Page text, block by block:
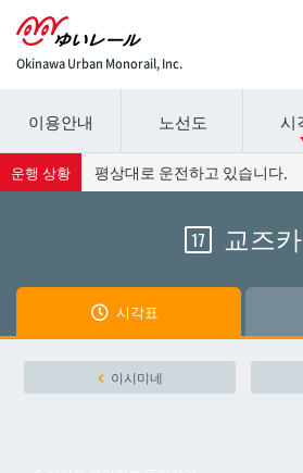
Okinawa Urban Monorail, Inc.
시간표 세부 정보의 방송국 이름을 선
나하공항
요금표에 대한 자세한 내용은 역 이름
나하공항
이용안내 노선도 시
운행 상황 평상대로 운전하고 있습니다.
17 교즈카
시각표
이시미네